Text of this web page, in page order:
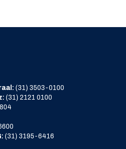
(31) 3503-0100
(31) 2121 0100
(31) 3195-6416